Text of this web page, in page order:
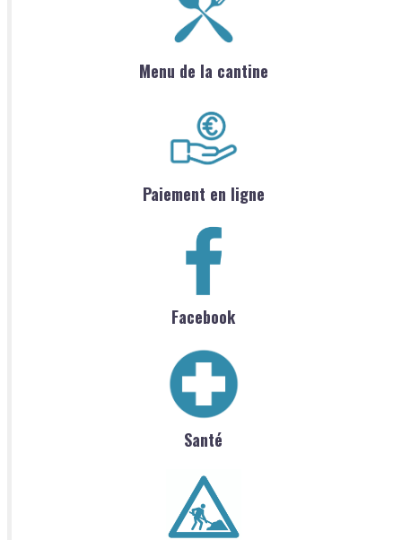
Menu de la cantine
Paiement en ligne
Facebook
Santé